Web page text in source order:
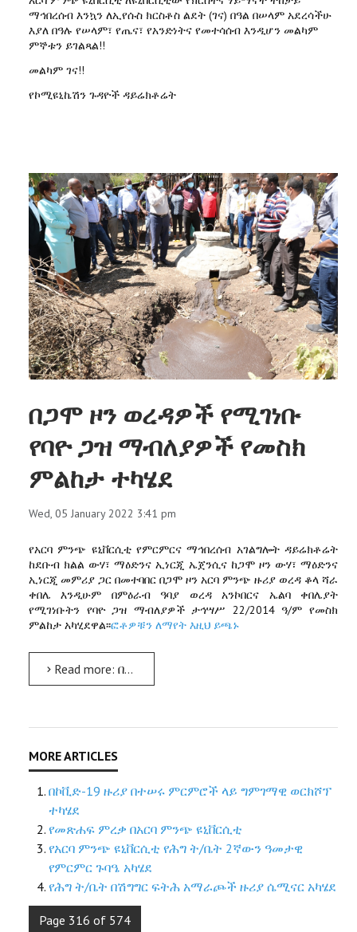
ማኅበረሰብ እንኳን ለኢየሱስ ክርስቶስ ልደት (ገና) በዓል በሠላም አደረሳችሁ
እያለ በዓሉ የሠላም፣ የጤና፣ የአንድነትና የመተሳሰብ እንዲሆን መልካም
ምኞቱን ይገልጻል!!
መልካም ገና!!
የኮሚዩኒኬሽን ጉዳዮች ዳይሬክቶሬት
በጋሞ ዞን ወረዳዎች የሚገነቡ
የባዮ ጋዝ ማብለያዎች የመስክ
ምልከታ ተካሄደ
Wed, 05 January 2022 3:41 pm
የአርባ ምንጭ ዩኒቨርሲቲ የምርምርና ማኅበረሰብ አገልግሎት ዳይሬክቶሬት
ከደቡብ ክልል ውሃ፣ ማዕድንና ኢነርጂ ኤጀንሲና ከጋሞ ዞን ውሃ፣ ማዕድንና
ኢነርጂ መምሪያ ጋር በመተባበር በጋሞ ዞን አርባ ምንጭ ዙሪያ ወረዳ ቆላ ሻራ
ቀበሌ እንዲሁም በምዕራብ ዓባያ ወረዳ አንኮበርና ኤልባ ቀበሌያት
የሚገነቡትን የባዮ ጋዝ ማብለያዎች ታኅሣሥ 22/2014 ዓ/ም የመስክ
ምልከታ አካሂደዋል፡፡ፎቶዎቹን ለማየት እዚህ ይጫኑ
Read more: በጋሞ ዞን ወረዳዎች የሚገነቡ የባዮ ጋዝ ማብለያዎች የመስክ ምልከታ ተካሄደ
በኮቪድ-19 ዙሪያ በተሠሩ ምርምሮች ላይ ግምገማዊ ወርክሾፕ
ተካሄደ
የመጽሐፍ ምረቃ በአርባ ምንጭ ዩኒቨርሲቲ
የአርባ ምንጭ ዩኒቨርሲቲ የሕግ ት/ቤት 2ኛውን ዓመታዊ
የምርምር ጉባዔ አካሄደ
የሕግ ት/ቤት በሽግግር ፍትሕ አማራጮች ዙሪያ ሴሚናር አካሄደ
Page 316 of 574